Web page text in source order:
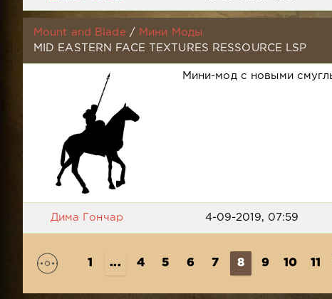
Mount and Blade /
Мини Моды
MID EASTERN FACE TEXTURES RESSOURCE LSP
Мини-мод с новыми
Дима Гончар 4-09-2019, 07:59
1 ... 4 5 6 7 8 9 10 11